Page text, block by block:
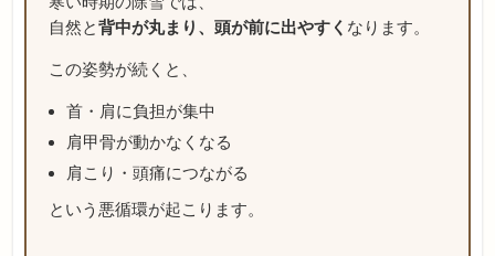
自然と背中が丸まり、頭が前に出やすく なります。
この姿勢が続くと、
首・肩に負担が集中
肩甲骨が動かなくなる
肩こり・頭痛につながる
という悪循環が起こります。